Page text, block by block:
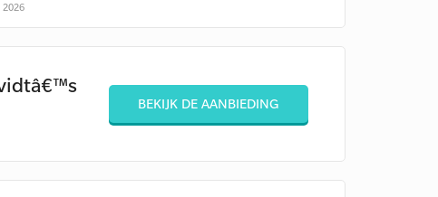
BEKIJK DE AANBIEDING